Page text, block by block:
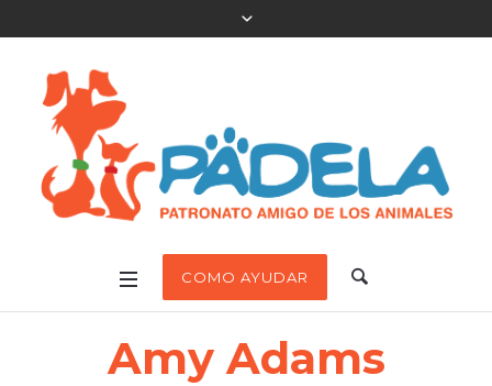
COMO AYUDAR
Amy Adams